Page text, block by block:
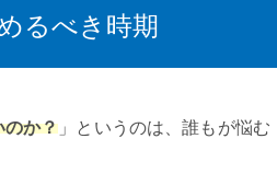
るべき時期
のか？ 」というのは、誰もが悩む